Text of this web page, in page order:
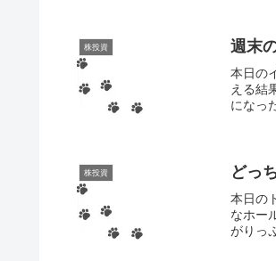
株投資 週末
本日の
える結
になっ
株投資 どっ
本日の
なホー
がりっ